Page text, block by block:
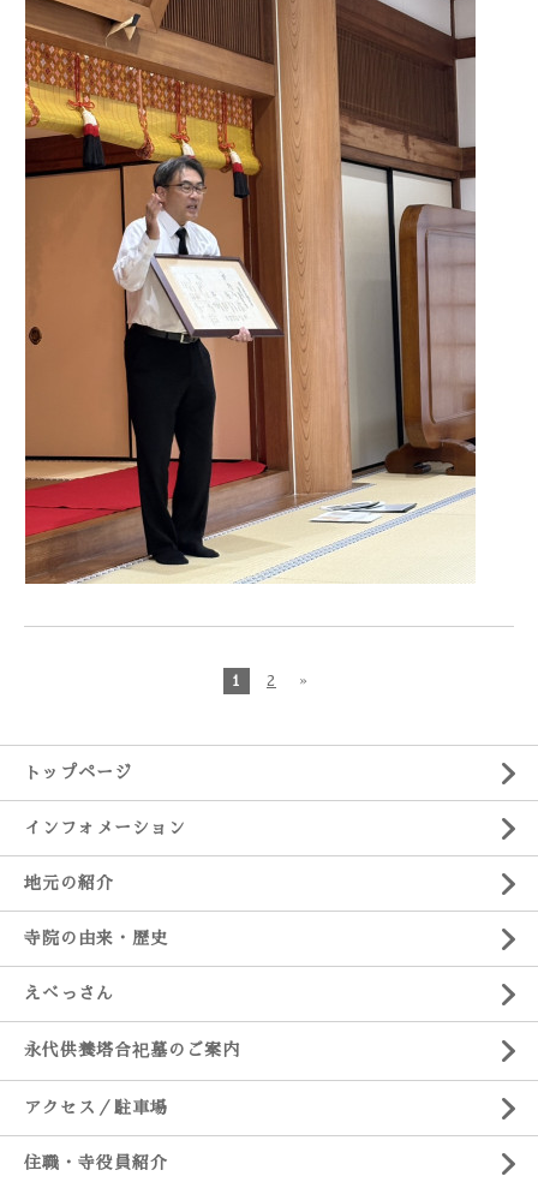
1 2 »
トップページ
インフォメーション
地元の紹介
寺院の由来・歴史
えべっさん
永代供養塔合祀墓のご案内
アクセス／駐車場
住職・寺役員紹介